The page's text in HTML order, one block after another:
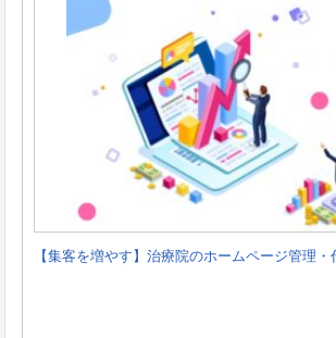
【集客を増やす】治療院のホームページ管理・